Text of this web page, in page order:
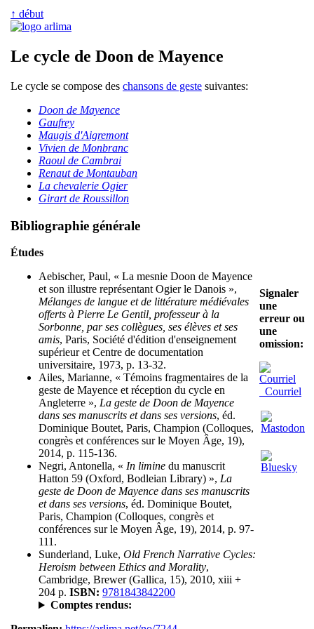
↑ début
Le cycle de Doon de Mayence
Le cycle se compose des chansons de geste suivantes:
Doon de Mayence
Gaufrey
Maugis d'Aigremont
Vivien de Monbranc
Raoul de Cambrai
Renaut de Montauban
La chevalerie Ogier
Girart de Roussillon
Bibliographie générale
Études
Aebischer, Paul, « La mesnie Doon de Mayence
et son illustre représentant Ogier le Danois »,
Mélanges de langue et de littérature médiévales
offerts à Pierre Le Gentil, professeur à la
Sorbonne, par ses collègues, ses élèves et ses
amis, Paris, Société d'édition d'enseignement
supérieur et Centre de documentation
universitaire, 1973, p. 13-32.
Ailes, Marianne, « Témoins fragmentaires de la
geste de Mayence et réception du cycle en
Angleterre », La geste de Doon de Mayence
dans ses manuscrits et dans ses versions, éd.
Dominique Boutet, Paris, Champion (Colloques,
congrès et conférences sur le Moyen Âge, 19),
2014, p. 115-136.
Negri, Antonella, « In limine du manuscrit
Hatton 59 (Oxford, Bodleian Library) », La
geste de Doon de Mayence dans ses manuscrits
et dans ses versions, éd. Dominique Boutet,
Paris, Champion (Colloques, congrès et
conférences sur le Moyen Âge, 19), 2014, p. 97-
111.
Sunderland, Luke, Old French Narrative Cycles:
Heroism between Ethics and Morality,
Cambridge, Brewer (Gallica, 15), 2010, xiii +
204 p. ISBN: 9781843842200
Comptes rendus:
Signaler
une
erreur ou
une
omission:
Courriel